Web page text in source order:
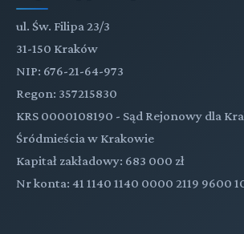
ul. Św. Filipa 23/3
31-150 Kraków
NIP: 676-21-64-973
Regon: 357215830
KRS 0000108190 - Sąd Rejonowy dla
Śródmieścia w Krakowie
Kapitał zakładowy: 683 000 zł
Nr konta: 41 1140 1140 0000 2119 9600